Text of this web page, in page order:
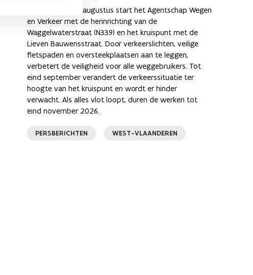
Op maandag 10 augustus start het Agentschap Wegen
en Verkeer met de herinrichting van de
Waggelwaterstraat (N339) en het kruispunt met de
Lieven Bauwensstraat. Door verkeerslichten, veilige
fietspaden en oversteekplaatsen aan te leggen,
verbetert de veiligheid voor alle weggebruikers. Tot
eind september verandert de verkeerssituatie ter
hoogte van het kruispunt en wordt er hinder
verwacht. Als alles vlot loopt, duren de werken tot
eind november 2026.
PERSBERICHTEN WEST-VLAANDEREN